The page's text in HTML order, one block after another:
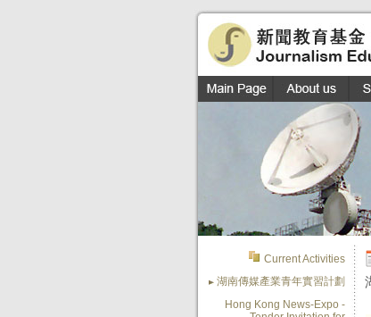
Current Activities
湖南傳媒產業青年實習計劃
Hong Kong News-Expo -